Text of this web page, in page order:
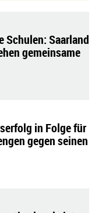
Schulen: Saarland
gemeinsame
in Folge für
gegen seinen